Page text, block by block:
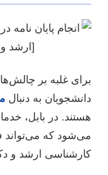
برای غلبه بر
دانشجویان به دنبال
هستند. در بابل،
می‌شود که می‌تواند
کارشناسی ارشد و